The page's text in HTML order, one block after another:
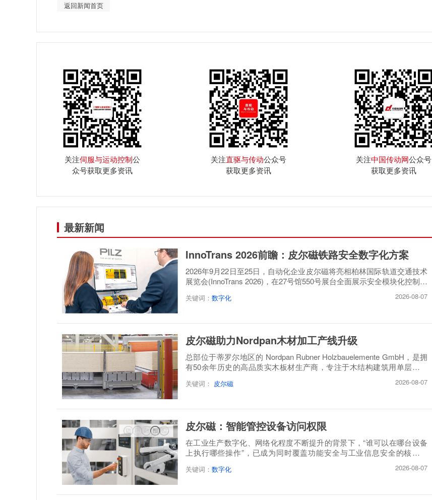
返回新闻首页
关注伺服与运动控制公
众号获取更多资讯
关注直驱与传动公众号
获取更多资讯
关注中国传动网公众号
获取更多资讯
最新新闻
InnoTrans 2026前瞻：皮尔磁铁路安全数字化方案
2026年9月22日至25日，自动化企业皮尔磁将亮相柏林国际轨道交通技术
展览会(InnoTrans 2026)，在27号馆550号展台全面展示安全模块化控制方
关键词： 数字化 2026-08-07
皮尔磁助力Nordpan木材加工产线升级
总部位于蒂罗尔地区的 Nordpan Rubner Holzbauelemente GmbH，是拥
有50余年历史的高品质实木板材生产商，专注于木结构建筑用单层、多
关键词： 皮尔磁 2026-08-07
皮尔磁：智能管控设备访问权限
在工业生产数字化、网络化程度不断提升的背景下，“谁可以在哪台设备
上执行哪些操作”，已成为同时覆盖功能安全与工业信息安全的核心问
关键词： 数字化 2026-08-07